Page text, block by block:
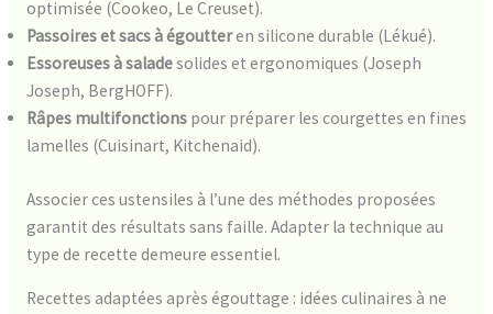
optimisée (Cookeo, Le Creuset).
Passoires et sacs à égoutteren silicone durable (Lékué).
Essoreuses à saladesolides et ergonomiques (Joseph
Joseph, BergHOFF).
Râpes multifonctionspour préparer les courgettes en fines
lamelles (Cuisinart, Kitchenaid).
Associer ces ustensiles à l’une des méthodes proposées
garantit des résultats sans faille. Adapter la technique au
type de recette demeure essentiel.
Recettes adaptées après égouttage : idées culinaires à ne